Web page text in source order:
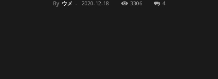
By ウメ - 2020-12-18 3306 4